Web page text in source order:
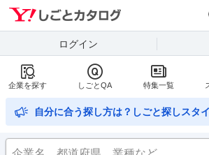
ログイン
企業を探す しごとQA 特集一覧
自分に合う探し方は？しごと探しスタ